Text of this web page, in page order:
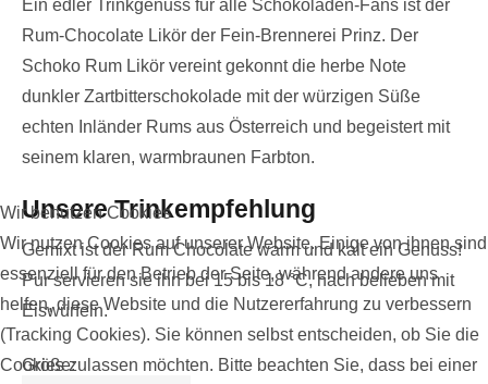
Ein edler Trinkgenuss für alle Schokoladen-Fans ist der
Rum-Chocolate Likör der Fein-Brennerei Prinz. Der
Schoko Rum Likör vereint gekonnt die herbe Note
dunkler Zartbitterschokolade mit der würzigen Süße
echten Inländer Rums aus Österreich und begeistert mit
seinem klaren, warmbraunen Farbton.
Unsere Trinkempfehlung
Gemixt ist der Rum Chocolate warm und kalt ein Genuss!
Pur servieren sie ihn bei 15 bis 18 °C, nach belieben mit
Eiswürfeln.
Größe:
Wir benutzen Cookies
Wir nutzen Cookies auf unserer Website. Einige von ihnen sind
essenziell für den Betrieb der Seite, während andere uns
helfen, diese Website und die Nutzererfahrung zu verbessern
(Tracking Cookies). Sie können selbst entscheiden, ob Sie die
Cookies zulassen möchten. Bitte beachten Sie, dass bei einer